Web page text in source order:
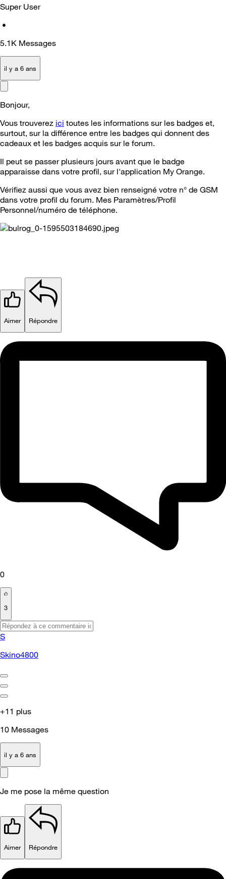
Super User
•
5.1K Messages
il y a 6 ans
Bonjour,
Vous trouverez ici toutes les informations sur les badges et,
surtout, sur la différence entre les badges qui donnent des
cadeaux et les badges acquis sur le forum.
Il peut se passer plusieurs jours avant que le badge
apparaisse dans votre profil, sur l'application My Orange.
Vérifiez aussi que vous avez bien renseigné votre n° de GSM
dans votre profil du forum. Mes Paramètres/Profil
Personnel/numéro de téléphone.
Aimer Répondre
0
3
S
Skino4800
+11 plus
10 Messages
il y a 6 ans
Je me pose la même question
Aimer Répondre